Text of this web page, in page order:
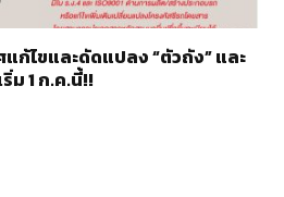
แก้ไขและดัดแปลง “ตัวถัง” และ
ม 1 ก.ค.นี้!!